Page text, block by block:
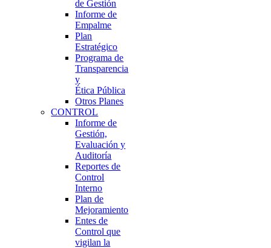
de Gestión
Informe de
Empalme
Plan
Estratégico
Programa de
Transparencia
y
Ética Pública
Otros Planes
CONTROL
Informe de
Gestión,
Evaluación y
Auditoría
Reportes de
Control
Interno
Plan de
Mejoramiento
Entes de
Control que
vigilan la